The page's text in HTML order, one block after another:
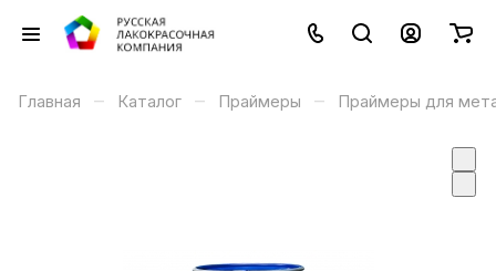
Главная – Каталог – Праймеры – Праймеры для